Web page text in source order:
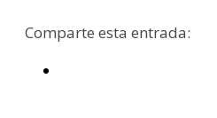
Comparte esta entrada: